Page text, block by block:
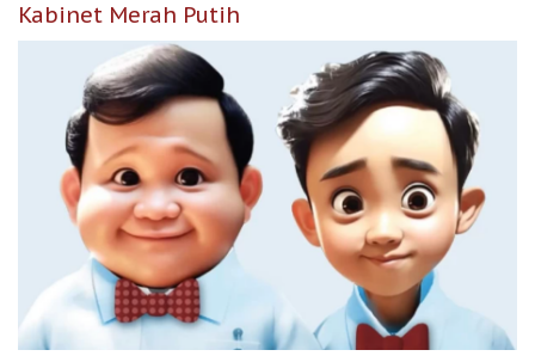
Kabinet Merah Putih